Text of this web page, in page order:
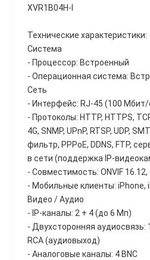
XVR1B04H-I
Технические характеристики:
Система
- Процессор: Встроенный
- Операционная система:
Сеть
- Интерфейс: RJ-45 (100 Мбит/
- Протоколы: HTTP, HTTPS,
4G, SNMP, UPnP, RTSP, UDP,
фильтр, PPPoE, DDNS, FTP,
в сети (поддержка IP-
- Совместимость: ONVIF 16.12,
- Мобильные клиенты: iPhone,
Видео / Аудио
- IP-каналы: 2 + 4 (до 6 Мп)
- Двухсторонняя аудиосвязь:
RCA (аудиовыход)
- Аналоговые каналы: 4 BNC